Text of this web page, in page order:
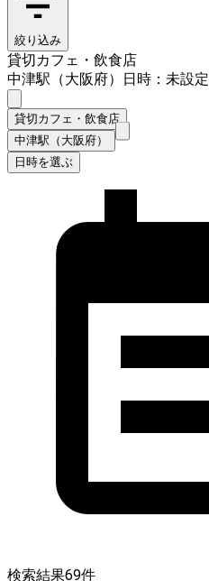
絞り込み
貸切カフェ・飲食店
中津駅（大阪府）
日時：未設定
貸切カフェ・飲食店
中津駅（大阪府）
日時を選ぶ
検索結果69件